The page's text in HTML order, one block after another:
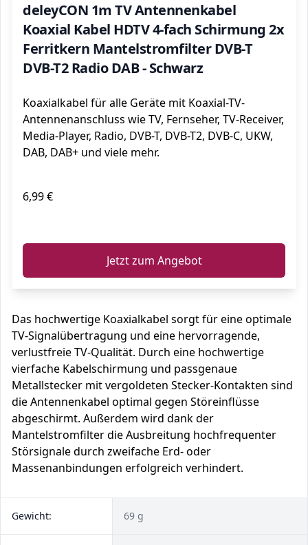
deleyCON 1m TV Antennenkabel
Koaxial Kabel HDTV 4-fach Schirmung 2x
Ferritkern Mantelstromfilter DVB-T
DVB-T2 Radio DAB - Schwarz
Koaxialkabel für alle Geräte mit Koaxial-TV-
Antennenanschluss wie TV, Fernseher, TV-Receiver,
Media-Player, Radio, DVB-T, DVB-T2, DVB-C, UKW,
DAB, DAB+ und viele mehr.
6,99 €
Jetzt zum Angebot
Das hochwertige Koaxialkabel sorgt für eine optimale
TV-Signalübertragung und eine hervorragende,
verlustfreie TV-Qualität. Durch eine hochwertige
vierfache Kabelschirmung und passgenaue
Metallstecker mit vergoldeten Stecker-Kontakten sind
die Antennenkabel optimal gegen Störeinflüsse
abgeschirmt. Außerdem wird dank der
Mantelstromfilter die Ausbreitung hochfrequenter
Störsignale durch zweifache Erd- oder
Massenanbindungen erfolgreich verhindert.
Gewicht: 69 g